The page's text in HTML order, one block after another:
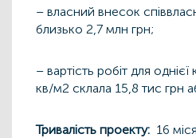
– власний внесок
близько 2,7 млн грн;
– вартість робіт для
кв/м2 склала 15,8 тис грн
Тривалість проекту: 16